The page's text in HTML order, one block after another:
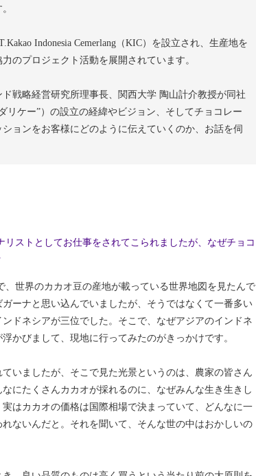
Indonesia Cemerlang（KIC）を設立され、生産地を
のプロジェクト活動を展開されています。
戦略経営研究所理事長、関西大学 陶山計介教授が同社
リケー”）の設立の経緯やビジョン、そしてチョコレー
ョンをお客様にどのように伝えていくのか、お話を伺
ストとしてお仕事をされてこられましたが、なぜチョコ
、世界のカカオ豆の産地が載っている世界地図を見たんで
ーナと思い込んでいましたが、そうではなくて一番多い
ドネシアが三位でした。そこで、なぜアジアのインドネ
かびまして、現地に行ってみたのがきっかけです。
いましたが、そこで見た光景というのは、農家の皆さん
にたくさんカカオが採れるのに、なぜみんな生き生きし
はカカオの価格は国際相場で決まっていて、どんなに一
ないんだと。それを聞いて、そんな世の中はおかしいの